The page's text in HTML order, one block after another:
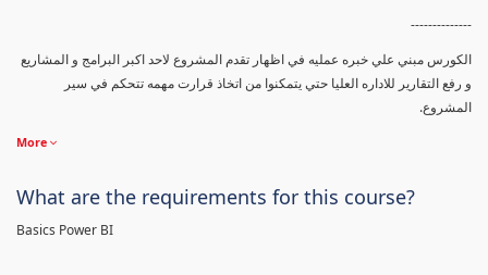
--------------
الكورس مبني علي خبره عمليه في اظهار تقدم المشروع لاحد اكبر البرامج و المشاريع
و رفع التقارير للاداره العليا حتي يتمكنوا من اتخاذ قرارت مهمه تتحكم في سير
المشروع.
More
What are the requirements for this course?
Basics Power BI